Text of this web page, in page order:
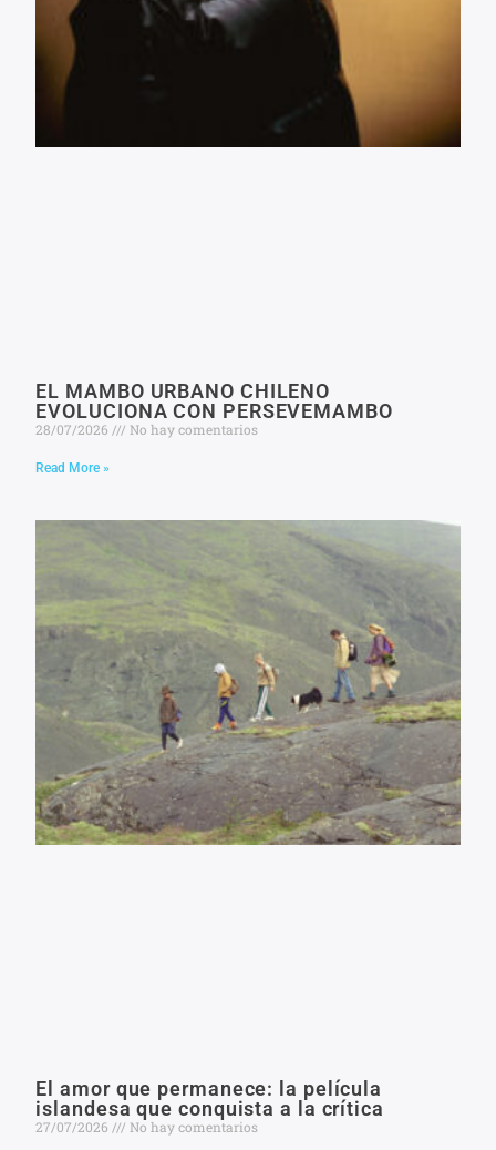
EL MAMBO URBANO CHILENO
EVOLUCIONA CON PERSEVEMAMBO
28/07/2026 No hay comentarios
Read More »
El amor que permanece: la película
islandesa que conquista a la crítica
27/07/2026 No hay comentarios